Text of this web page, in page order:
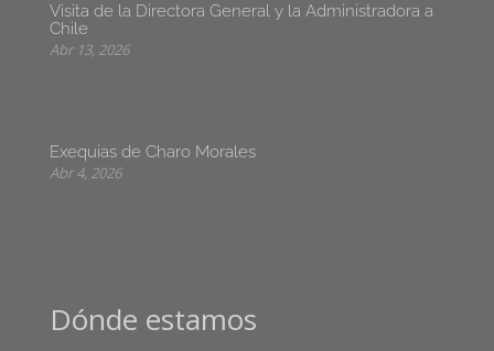
Visita de la Directora General y la Administradora a
Chile
Abr 13, 2026
Exequias de Charo Morales
Abr 4, 2026
Dónde estamos